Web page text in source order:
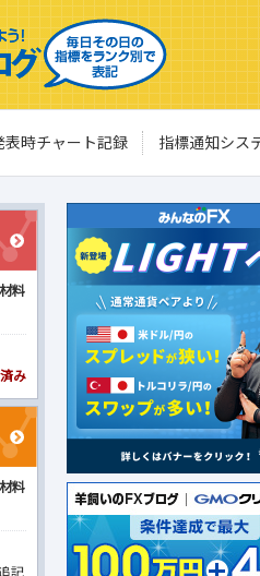
表時チャート記録 指標通知シス
料
み
料
記